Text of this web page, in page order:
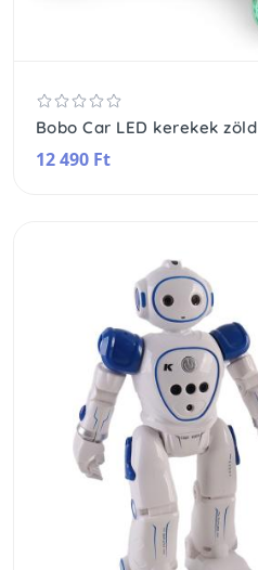
Bobo Car LED kerekek zöld
12 490 Ft